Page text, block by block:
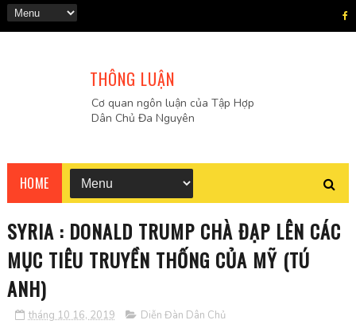
THÔNG LUẬN
Cơ quan ngôn luận của Tập Hợp
Dân Chủ Đa Nguyên
HOME
SYRIA : DONALD TRUMP CHÀ ĐẠP LÊN CÁC
MỤC TIÊU TRUYỀN THỐNG CỦA MỸ (TÚ
ANH)
tháng 10 16, 2019 Diễn Đàn Dân Chủ